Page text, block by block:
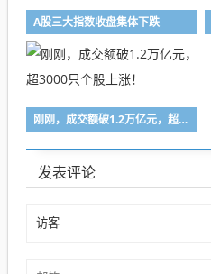
A股三大指数收盘集体下跌
刚刚，成交额破1.2万亿元，超3000只个股上涨！
发表评论